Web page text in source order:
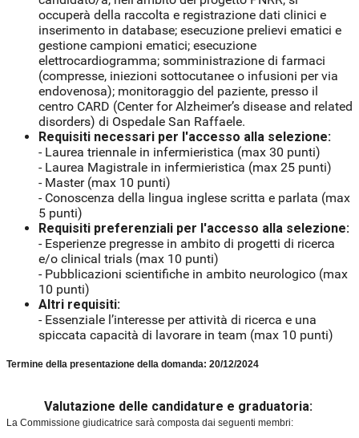
occuperà della raccolta e registrazione dati clinici e
inserimento in database; esecuzione prelievi ematici e
gestione campioni ematici; esecuzione
elettrocardiogramma; somministrazione di farmaci
(compresse, iniezioni sottocutanee o infusioni per via
endovenosa); monitoraggio del paziente, presso il
centro CARD (Center for Alzheimer’s disease and related
disorders) di Ospedale San Raffaele.
Requisiti necessari per l'accesso alla selezione:
- Laurea triennale in infermieristica (max 30 punti)
- Laurea Magistrale in infermieristica (max 25 punti)
- Master (max 10 punti)
- Conoscenza della lingua inglese scritta e parlata (max
5 punti)
Requisiti preferenziali per l'accesso alla selezione:
- Esperienze pregresse in ambito di progetti di ricerca
e/o clinical trials (max 10 punti)
- Pubblicazioni scientifiche in ambito neurologico (max
10 punti)
Altri requisiti:
- Essenziale l’interesse per attività di ricerca e una
spiccata capacità di lavorare in team (max 10 punti)
Termine della presentazione della domanda: 20/12/2024
Valutazione delle candidature e graduatoria:
La Commissione giudicatrice sarà composta dai seguenti membri: